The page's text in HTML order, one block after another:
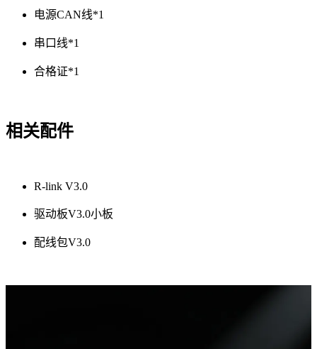
电源CAN线*1
串口线*1
合格证*1
相关配件
R-link V3.0
驱动板V3.0小板
配线包V3.0